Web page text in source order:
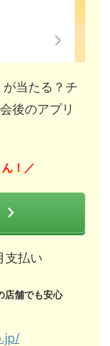
当たる？チ
後のアプリ
！ ／
支払い
店舗でも安心